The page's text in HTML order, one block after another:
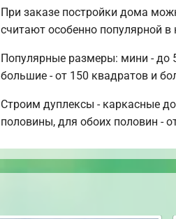
При заказе постройки дома
считают особенно популярной
Популярные размеры: мини - до
большие - от 150 квадратов и
Строим дуплексы - каркасные
половины, для обоих половин -